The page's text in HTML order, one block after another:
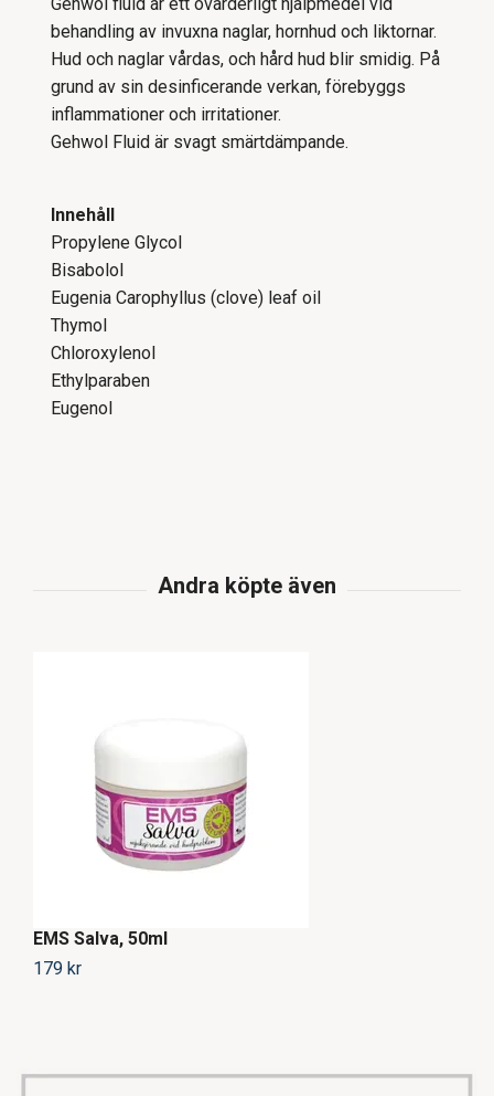
behandling av invuxna naglar, hornhud och liktornar.
Hud och naglar vårdas, och hård hud blir smidig. På
grund av sin desinficerande verkan, förebyggs
inflammationer och irritationer.
Gehwol Fluid är svagt smärtdämpande.
Innehåll
Propylene Glycol
Bisabolol
Eugenia Carophyllus (clove) leaf oil
Thymol
Chloroxylenol
Ethylparaben
Eugenol
EMS Salva, 50ml
179 kr